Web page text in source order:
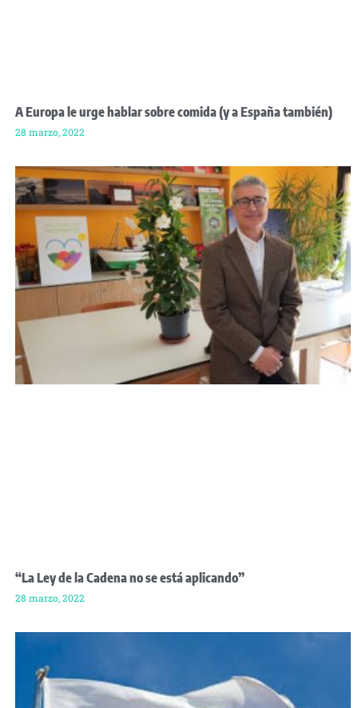
A Europa le urge hablar sobre comida (y a España también)
28 marzo, 2022
“La Ley de la Cadena no se está aplicando”
28 marzo, 2022